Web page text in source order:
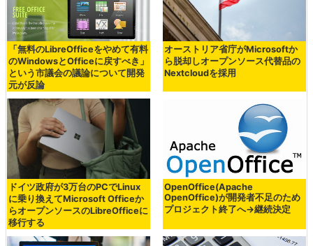
「無料のLibreOfficeをやめて有料
のWindowsとOfficeに戻すべき」
という市議会の議論について開発
元が反論
オーストリア省庁がMicrosoftか
ら脱却しオープンソース代替品の
Nextcloudを採用
ドイツ政府が3万台のPCでLinux
に乗り換えてMicrosoft Officeか
らオープンソースのLibreOfficeに
移行する
OpenOffice(Apache
OpenOffice)が開発者不足のため
プロジェクト終了へ→継続決定